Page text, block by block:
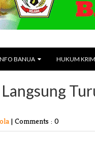
BANUA HUKUM
| Comments : 0